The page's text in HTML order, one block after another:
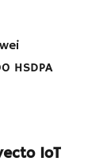
HSDPA
IoT